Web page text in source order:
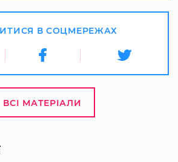
В СОЦМЕРЕЖАХ
ВСІ МАТЕРІАЛИ